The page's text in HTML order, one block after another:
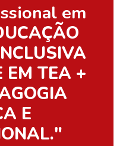
em
EM TEA +
E